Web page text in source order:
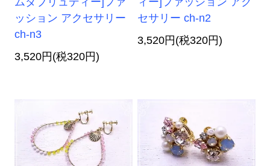
ッション アクセサリー
ch-n3
3,520円(税320円)
セサリー ch-n2
3,520円(税320円)